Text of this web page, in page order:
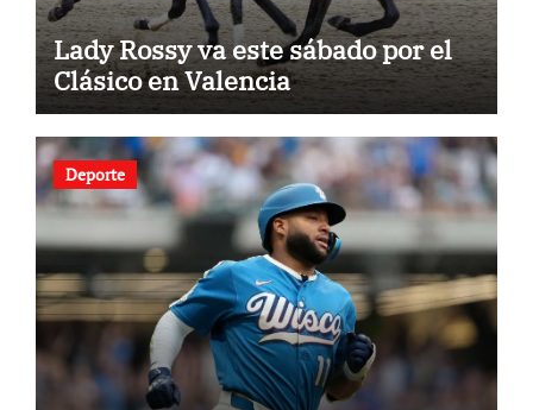
Lady Rossy va este sábado por el
Clásico en Valencia
Deporte